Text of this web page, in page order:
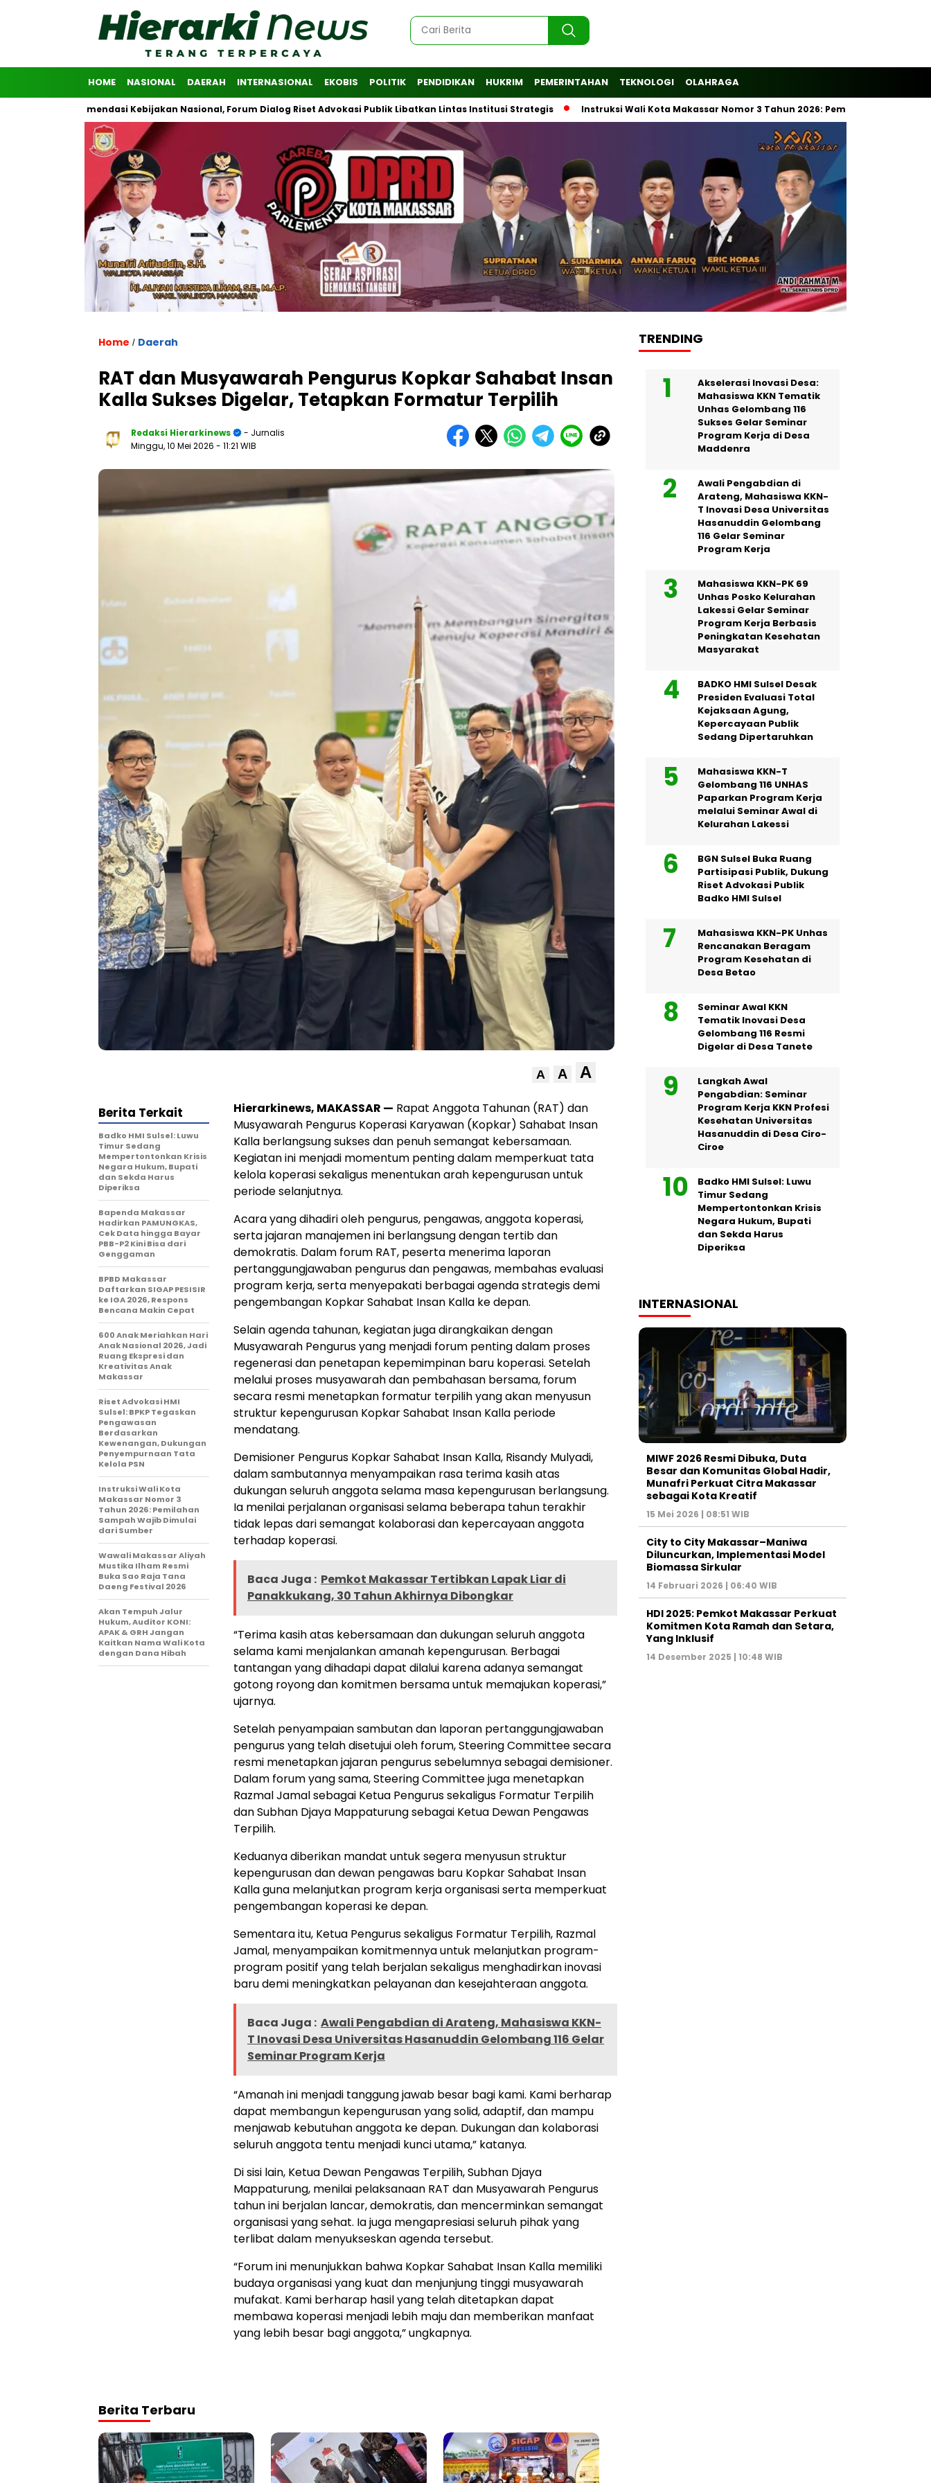
HOME NASIONAL DAERAH INTERNASIONAL EKOBIS POLITIK PENDIDIKAN HUKRIM PEMERINTAHAN TEKNOLOGI OLAHRAGA
Rekomendasi Kebijakan Nasional, Forum Dialog Riset Advokasi Publik Libatkan Lintas Institusi Strategis Instruksi Wali Kota Makassar Nomor 3 Tahun 2026: Pemilahan Sampah Wajib
Home / Daerah
RAT dan Musyawarah Pengurus Kopkar Sahabat Insan
Kalla Sukses Digelar, Tetapkan Formatur Terpilih
Redaksi Hierarkinews
- Jurnalis
Minggu, 10 Mei 2026 - 11:21 WIB
A A A
Hierarkinews, MAKASSAR — Rapat Anggota Tahunan (RAT) dan
Musyawarah Pengurus Koperasi Karyawan (Kopkar) Sahabat Insan
Kalla berlangsung sukses dan penuh semangat kebersamaan.
Kegiatan ini menjadi momentum penting dalam memperkuat tata
kelola koperasi sekaligus menentukan arah kepengurusan untuk
periode selanjutnya.
Acara yang dihadiri oleh pengurus, pengawas, anggota koperasi,
serta jajaran manajemen ini berlangsung dengan tertib dan
demokratis. Dalam forum RAT, peserta menerima laporan
pertanggungjawaban pengurus dan pengawas, membahas evaluasi
program kerja, serta menyepakati berbagai agenda strategis demi
pengembangan Kopkar Sahabat Insan Kalla ke depan.
Selain agenda tahunan, kegiatan juga dirangkaikan dengan
Musyawarah Pengurus yang menjadi forum penting dalam proses
regenerasi dan penetapan kepemimpinan baru koperasi. Setelah
melalui proses musyawarah dan pembahasan bersama, forum
secara resmi menetapkan formatur terpilih yang akan menyusun
struktur kepengurusan Kopkar Sahabat Insan Kalla periode
mendatang.
Demisioner Pengurus Kopkar Sahabat Insan Kalla, Risandy Mulyadi,
dalam sambutannya menyampaikan rasa terima kasih atas
dukungan seluruh anggota selama masa kepengurusan berlangsung.
Ia menilai perjalanan organisasi selama beberapa tahun terakhir
tidak lepas dari semangat kolaborasi dan kepercayaan anggota
terhadap koperasi.
Baca Juga : Pemkot Makassar Tertibkan Lapak Liar di
Panakkukang, 30 Tahun Akhirnya Dibongkar
“Terima kasih atas kebersamaan dan dukungan seluruh anggota
selama kami menjalankan amanah kepengurusan. Berbagai
tantangan yang dihadapi dapat dilalui karena adanya semangat
gotong royong dan komitmen bersama untuk memajukan koperasi,”
ujarnya.
Setelah penyampaian sambutan dan laporan pertanggungjawaban
pengurus yang telah disetujui oleh forum, Steering Committee secara
resmi menetapkan jajaran pengurus sebelumnya sebagai demisioner.
Dalam forum yang sama, Steering Committee juga menetapkan
Razmal Jamal sebagai Ketua Pengurus sekaligus Formatur Terpilih
dan Subhan Djaya Mappaturung sebagai Ketua Dewan Pengawas
Terpilih.
Keduanya diberikan mandat untuk segera menyusun struktur
kepengurusan dan dewan pengawas baru Kopkar Sahabat Insan
Kalla guna melanjutkan program kerja organisasi serta memperkuat
pengembangan koperasi ke depan.
Sementara itu, Ketua Pengurus sekaligus Formatur Terpilih, Razmal
Jamal, menyampaikan komitmennya untuk melanjutkan program-
program positif yang telah berjalan sekaligus menghadirkan inovasi
baru demi meningkatkan pelayanan dan kesejahteraan anggota.
Baca Juga : Awali Pengabdian di Arateng, Mahasiswa KKN-
T Inovasi Desa Universitas Hasanuddin Gelombang 116 Gelar
Seminar Program Kerja
“Amanah ini menjadi tanggung jawab besar bagi kami. Kami berharap
dapat membangun kepengurusan yang solid, adaptif, dan mampu
menjawab kebutuhan anggota ke depan. Dukungan dan kolaborasi
seluruh anggota tentu menjadi kunci utama,” katanya.
Di sisi lain, Ketua Dewan Pengawas Terpilih, Subhan Djaya
Mappaturung, menilai pelaksanaan RAT dan Musyawarah Pengurus
tahun ini berjalan lancar, demokratis, dan mencerminkan semangat
organisasi yang sehat. Ia juga mengapresiasi seluruh pihak yang
terlibat dalam menyukseskan agenda tersebut.
“Forum ini menunjukkan bahwa Kopkar Sahabat Insan Kalla memiliki
budaya organisasi yang kuat dan menjunjung tinggi musyawarah
mufakat. Kami berharap hasil yang telah ditetapkan dapat
membawa koperasi menjadi lebih maju dan memberikan manfaat
yang lebih besar bagi anggota,” ungkapnya.
Berita Terkait
Badko HMI Sulsel: Luwu
Timur Sedang
Mempertontonkan Krisis
Negara Hukum, Bupati
dan Sekda Harus
Diperiksa
Bapenda Makassar
Hadirkan PAMUNGKAS,
Cek Data hingga Bayar
PBB-P2 Kini Bisa dari
Genggaman
BPBD Makassar
Daftarkan SIGAP PESISIR
ke IGA 2026, Respons
Bencana Makin Cepat
600 Anak Meriahkan Hari
Anak Nasional 2026, Jadi
Ruang Ekspresi dan
Kreativitas Anak
Makassar
Riset Advokasi HMI
Sulsel: BPKP Tegaskan
Pengawasan
Berdasarkan
Kewenangan, Dukungan
Penyempurnaan Tata
Kelola PSN
Instruksi Wali Kota
Makassar Nomor 3
Tahun 2026: Pemilahan
Sampah Wajib Dimulai
dari Sumber
Wawali Makassar Aliyah
Mustika Ilham Resmi
Buka Sao Raja Tana
Daeng Festival 2026
Akan Tempuh Jalur
Hukum, Auditor KONI:
APAK & GRH Jangan
Kaitkan Nama Wali Kota
dengan Dana Hibah
Berita Terbaru
TRENDING
Akselerasi Inovasi Desa:
Mahasiswa KKN Tematik
Unhas Gelombang 116
Sukses Gelar Seminar
Program Kerja di Desa
Maddenra
Awali Pengabdian di
Arateng, Mahasiswa KKN-
T Inovasi Desa Universitas
Hasanuddin Gelombang
116 Gelar Seminar
Program Kerja
Mahasiswa KKN-PK 69
Unhas Posko Kelurahan
Lakessi Gelar Seminar
Program Kerja Berbasis
Peningkatan Kesehatan
Masyarakat
BADKO HMI Sulsel Desak
Presiden Evaluasi Total
Kejaksaan Agung,
Kepercayaan Publik
Sedang Dipertaruhkan
Mahasiswa KKN-T
Gelombang 116 UNHAS
Paparkan Program Kerja
melalui Seminar Awal di
Kelurahan Lakessi
BGN Sulsel Buka Ruang
Partisipasi Publik, Dukung
Riset Advokasi Publik
Badko HMI Sulsel
Mahasiswa KKN-PK Unhas
Rencanakan Beragam
Program Kesehatan di
Desa Betao
Seminar Awal KKN
Tematik Inovasi Desa
Gelombang 116 Resmi
Digelar di Desa Tanete
Langkah Awal
Pengabdian: Seminar
Program Kerja KKN Profesi
Kesehatan Universitas
Hasanuddin di Desa Ciro-
Ciroe
Badko HMI Sulsel: Luwu
Timur Sedang
Mempertontonkan Krisis
Negara Hukum, Bupati
dan Sekda Harus
Diperiksa
INTERNASIONAL
MIWF 2026 Resmi Dibuka, Duta
Besar dan Komunitas Global Hadir,
Munafri Perkuat Citra Makassar
sebagai Kota Kreatif
15 Mei 2026 | 08:51 WIB
City to City Makassar–Maniwa
Diluncurkan, Implementasi Model
Biomassa Sirkular
14 Februari 2026 | 06:40 WIB
HDI 2025: Pemkot Makassar Perkuat
Komitmen Kota Ramah dan Setara,
Yang Inklusif
14 Desember 2025 | 10:48 WIB